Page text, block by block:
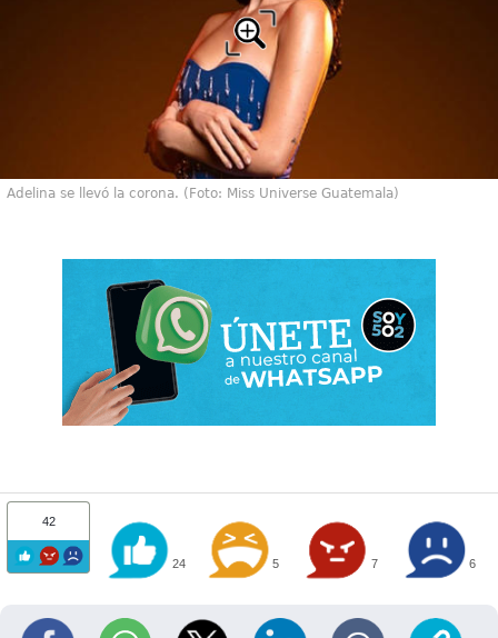
Adelina se llevó la corona. (Foto: Miss Universe Guatemala)
42
24 5 7 6